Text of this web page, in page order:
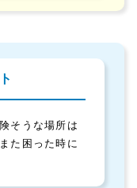
そうな場所は
た困った時に